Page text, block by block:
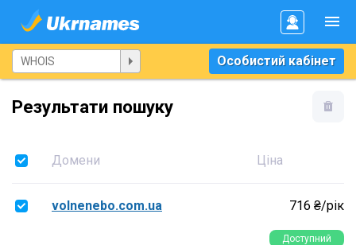
Особистий кабінет
Результати пошуку
Домени Ціна
volnenebo.com.ua 716 ₴/рік
Доступний